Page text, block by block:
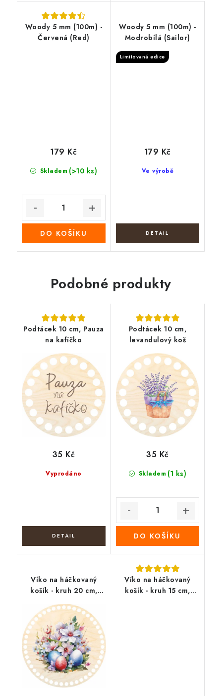
Woody 5 mm (100m) -
Červená (Red)
Skladem (>10 ks)
179 Kč
DO KOŠÍKU
Woody 5 mm (100m) -
Modrobílá (Sailor)
Limitovaná edice
Ve výrobě
179 Kč
Podobné produkty
Podtácek 10 cm, Pauza
na kafíčko
Vyprodáno
35 Kč
Podtácek 10 cm,
levandulový koš
Skladem (1 ks)
35 Kč
DO KOŠÍKU
Víko na háčkovaný
košík - kruh 20 cm,
květinách
Víko na háčkovaný
košík - kruh 15 cm,